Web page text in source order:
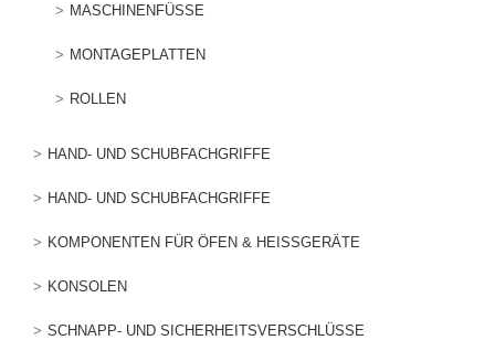
MASCHINENFÜSSE
MONTAGEPLATTEN
ROLLEN
HAND- UND SCHUBFACHGRIFFE
HAND- UND SCHUBFACHGRIFFE
KOMPONENTEN FÜR ÖFEN & HEISSGERÄTE
KONSOLEN
SCHNAPP- UND SICHERHEITSVERSCHLÜSSE